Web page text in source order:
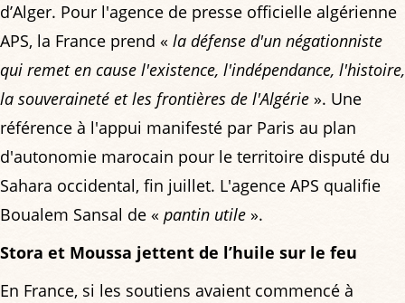
d’Alger. Pour l'agence de presse officielle algérienne
APS, la France prend « la défense d'un négationniste
qui remet en cause l'existence, l'indépendance, l'histoire,
la souveraineté et les frontières de l'Algérie ». Une
référence à l'appui manifesté par Paris au plan
d'autonomie marocain pour le territoire disputé du
Sahara occidental, fin juillet. L'agence APS qualifie
Boualem Sansal de « pantin utile ».
Stora et Moussa jettent de l’huile sur le feu
En France, si les soutiens avaient commencé à